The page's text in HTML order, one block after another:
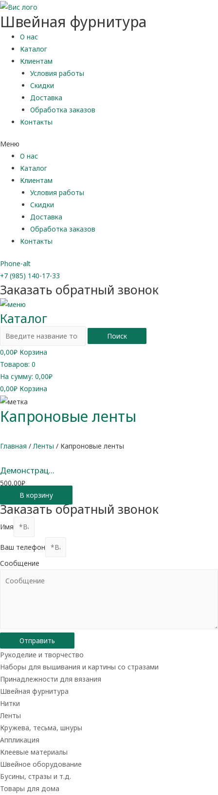
Швейная фурнитура
О нас
Каталог
Клиентам
Условия работы
Скидки
Доставка
Обработка заказов
Контакты
Меню
О нас
Каталог
Клиентам
Условия работы
Скидки
Доставка
Обработка заказов
Контакты
Phone-alt
+7 (985) 140-17-33
Заказать обратный звонок
Каталог
Поиск
0,00₽ Корзина
Товаров: 0
На сумму: 0,00₽
0,00₽ Корзина
Капроновые ленты
Главная /Ленты / Капроновые ленты
Демонстрац...
500,00₽
В корзину
Заказать обратный звонок
Имя
Ваш телефон
Сообщение
Отправить
Рукоделие и творчество
Наборы для вышивания и картины со стразами
Принадлежности для вязания
Швейная фурнитура
Нитки
Ленты
Кружева, тесьма, шнуры
Аппликация
Клеевые материалы
Швейное оборудование
Бусины, стразы и т.д.
Товары для дома